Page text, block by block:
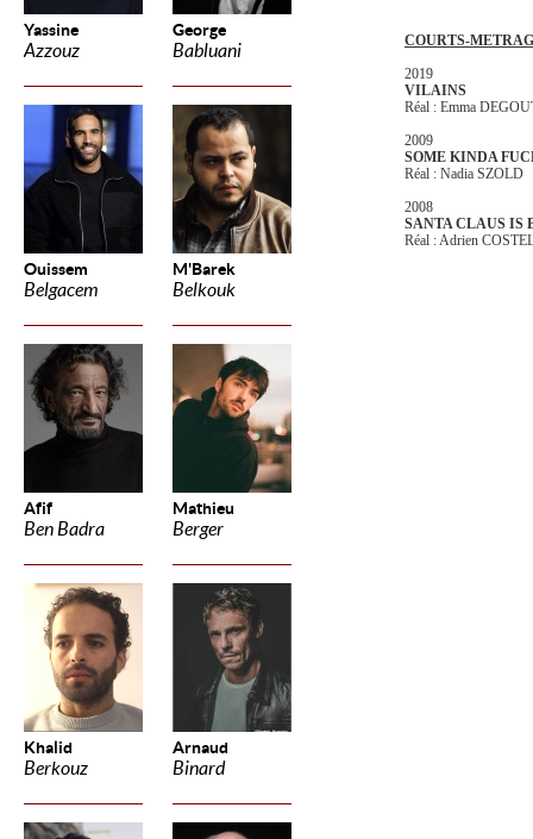
Yassine
Azzouz
George
Babluani
Ouissem
Belgacem
M'Barek
Belkouk
Afif
Ben Badra
Mathieu
Berger
Khalid
Berkouz
Arnaud
Binard
COURTS-
2019
VILAINS
Réal : Emma
2009
SOME KINDA
Réal : Nadia SZOLD
2008
SANTA CLAUS IS
Réal : Adrien